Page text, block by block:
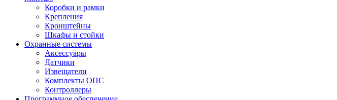
Коробки и рамки
Крепления
Кронштейны
Шкафы и стойки
Охранные системы
Аксессуары
Датчики
Извещатели
Комплекты ОПС
Контроллеры